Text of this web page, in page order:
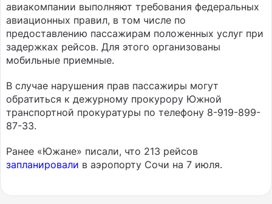
авиакомпании выполняют требования федеральных
авиационных правил, в том числе по
предоставлению пассажирам положенных услуг при
задержках рейсов. Для этого организованы
мобильные приемные.
В случае нарушения прав пассажиры могут
обратиться к дежурному прокурору Южной
транспортной прокуратуры по телефону 8-919-899-
87-33.
Ранее «Южане» писали, что 213 рейсов
запланировали в аэропорту Сочи на 7 июля.